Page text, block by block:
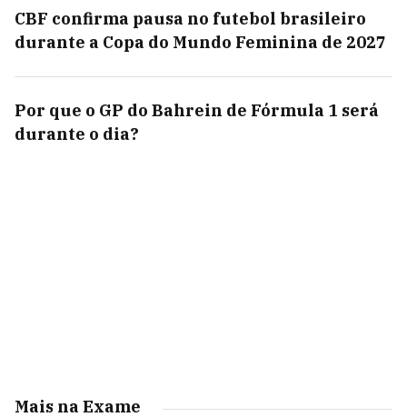
CBF confirma pausa no futebol brasileiro
durante a Copa do Mundo Feminina de 2027
Por que o GP do Bahrein de Fórmula 1 será
durante o dia?
Mais na Exame